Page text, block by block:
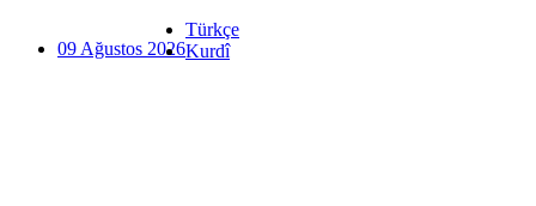
09 Ağustos 2026
Türkçe
Kurdî